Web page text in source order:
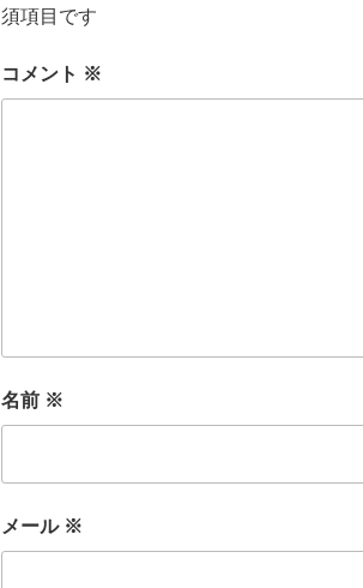
須項目です
コメント ※
名前 ※
メール ※